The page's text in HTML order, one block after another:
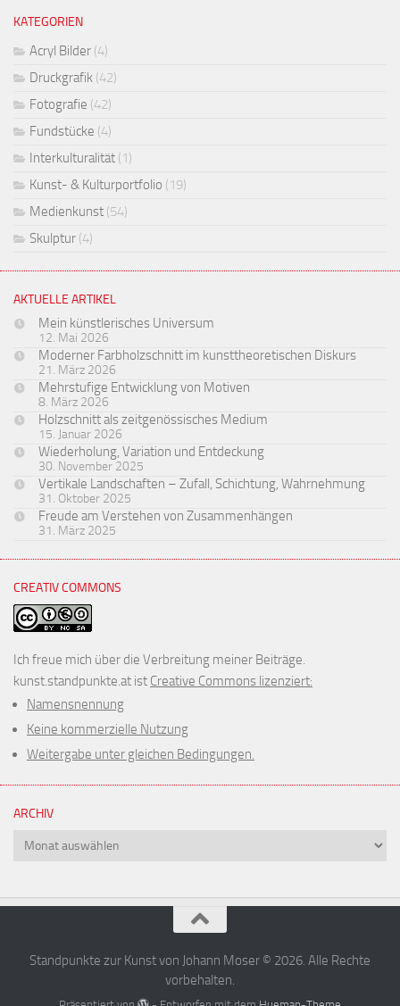
KATEGORIEN
Acryl Bilder (4)
Druckgrafik (42)
Fotografie (42)
Fundstücke (4)
Interkulturalität (1)
Kunst- & Kulturportfolio (19)
Medienkunst (54)
Skulptur (4)
AKTUELLE ARTIKEL
Mein künstlerisches Universum
12. Mai 2026
Moderner Farbholzschnitt im kunsttheoretischen Diskurs
21. März 2026
Mehrstufige Entwicklung von Motiven
8. März 2026
Holzschnitt als zeitgenössisches Medium
15. Januar 2026
Wiederholung, Variation und Entdeckung
30. November 2025
Vertikale Landschaften – Zufall, Schichtung, Wahrnehmung
31. Oktober 2025
Freude am Verstehen von Zusammenhängen
31. März 2025
CREATIV COMMONS
Ich freue mich über die Verbreitung meiner Beiträge.
kunst.standpunkte.at ist Creative Commons lizenziert:
Namensnennung
Keine kommerzielle Nutzung
Weitergabe unter gleichen Bedingungen.
ARCHIV
Archiv
Standpunkte zur Kunst von Johann Moser © 2026. Alle Rechte
vorbehalten.